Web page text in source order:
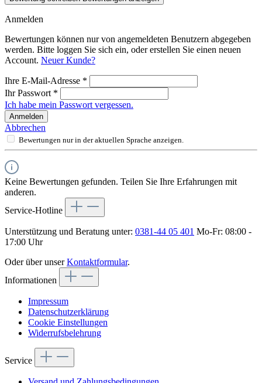
Anmelden
Bewertungen können nur von angemeldeten Benutzern abgegeben
werden. Bitte loggen Sie sich ein, oder erstellen Sie einen neuen
Account. Neuer Kunde?
Ihre E-Mail-Adresse *
Ihr Passwort *
Ich habe mein Passwort vergessen.
Anmelden
Abbrechen
Bewertungen nur in der aktuellen Sprache anzeigen.
Keine Bewertungen gefunden. Teilen Sie Ihre Erfahrungen mit
anderen.
Service-Hotline
Unterstützung und Beratung unter: 0381-44 05 401 Mo-Fr: 08:00 -
17:00 Uhr
Oder über unserKontaktformular.
Informationen
Impressum
Datenschutzerklärung
Cookie Einstellungen
Widerrufsbelehrung
Service